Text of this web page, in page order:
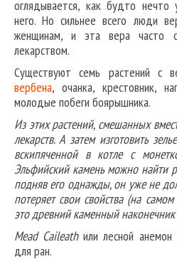
оглядывается, как будто нечто
него. Но сильнее всего люди
женщинам, и эта вера часто
лекарством.
Существуют семь растений с
вербена, очанка, крестовник,
молодые побеги боярышника.
Из этих растений, смешанных
лекарств. А затем изготовить
вскипяченной в котле с
Эльфийский камень можно найти
подняв его однажды, он уже не
потеряет свои свойства (на
это древний каменный наконечник
Mead Caileathили лесной анемон
для ран.